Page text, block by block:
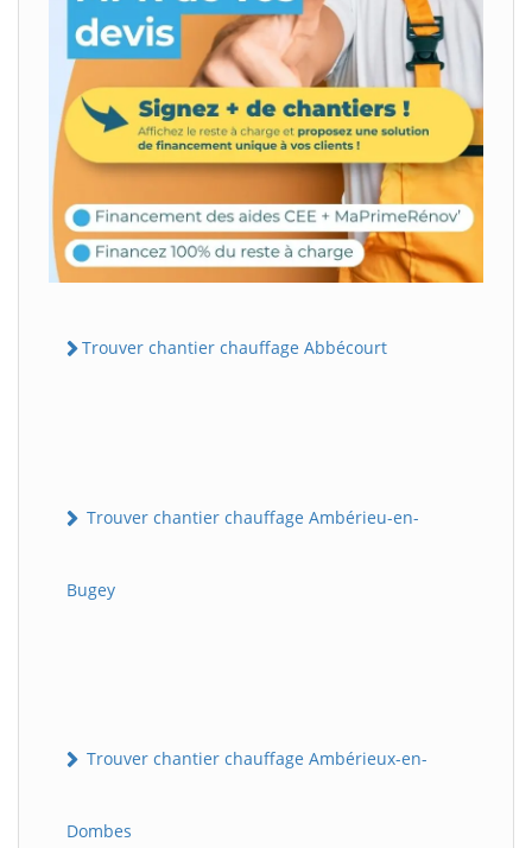
Trouver chantier chauffage Abbécourt
Trouver chantier chauffage Ambérieu-en-
Bugey
Trouver chantier chauffage Ambérieux-en-
Dombes